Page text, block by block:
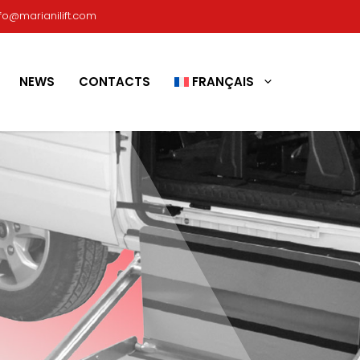
NEWS CONTACTS FRANÇAIS